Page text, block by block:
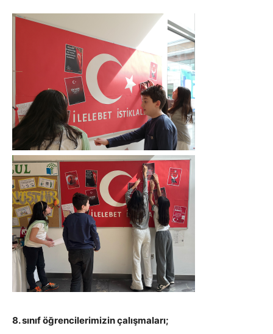
8. sınıf öğrencilerimizin çalışmaları;